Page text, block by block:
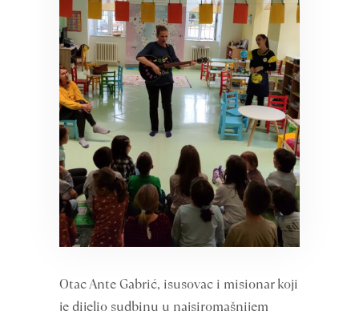
Otac Ante Gabrić, isusovac i misionar koji
je dijelio sudbinu u najsiromašnijem